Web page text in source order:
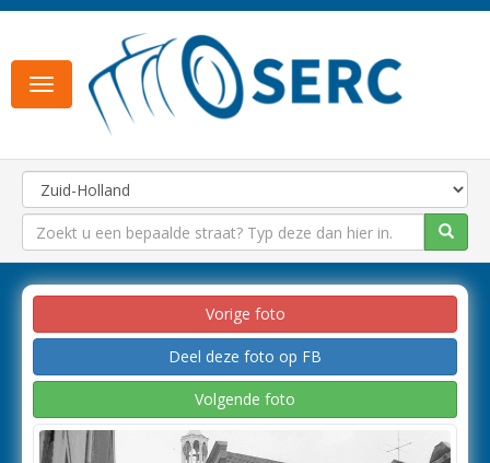
Toggle
navigation
Vorige foto
Deel deze foto op FB
Volgende foto